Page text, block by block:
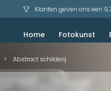
Klanten geven ons een
Home Fotokunst
> Abstract schilderij